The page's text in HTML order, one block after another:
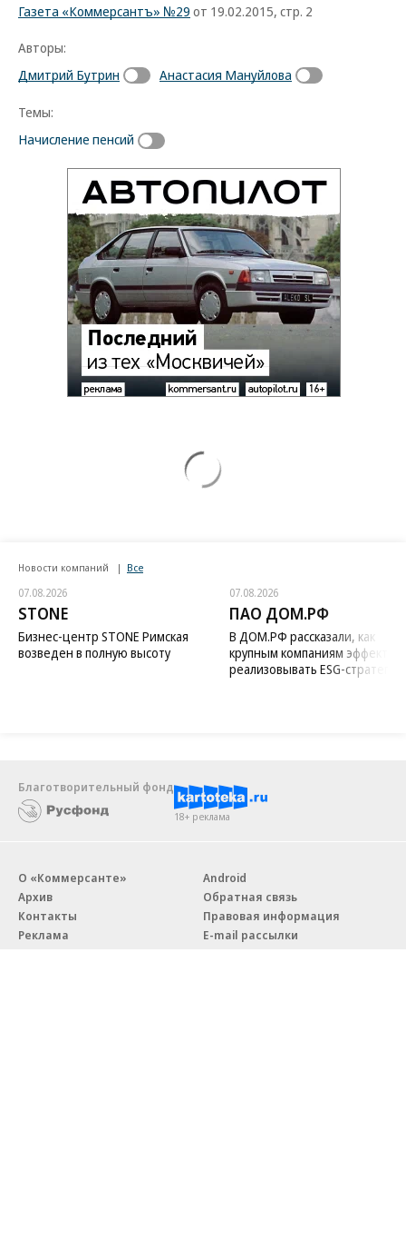
Газета «Коммерсантъ» №29 от 19.02.2015, стр. 2
Авторы:
Дмитрий Бутрин
Анастасия Мануйлова
Темы:
Начисление пенсий
Новости компаний Все
07.08.2026
STONE
Бизнес-центр STONE Римская
возведен в полную высоту
07.08.2026
ПАО ДОМ.РФ
В ДОМ.РФ рассказали, как
крупным компаниям
реализовывать ESG-стратегию
Благотворительный фонд
18+ реклама
О «Коммерсанте»
Архив
Контакты
Реклама
Android
Обратная связь
Правовая информация
E-mail рассылки